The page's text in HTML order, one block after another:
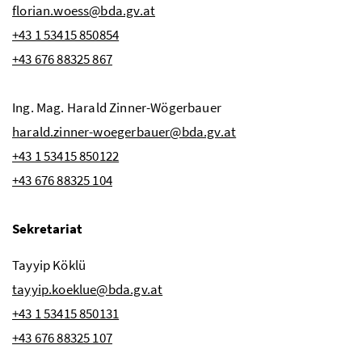
florian.woess@bda.gv.at
+43 1 53415 850854
+43 676 88325 867
Ing. Mag. Harald Zinner-Wögerbauer
harald.zinner-woegerbauer@bda.gv.at
+43 1 53415 850122
+43 676 88325 104
Sekretariat
Tayyip Köklü
tayyip.koeklue@bda.gv.at
+43 1 53415 850131
+43 676 88325 107